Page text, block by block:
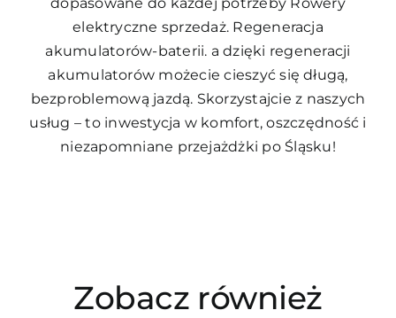
elektryczne sprzedaż. Regeneracja
akumulatorów-baterii. a dzięki regeneracji
akumulatorów możecie cieszyć się długą,
bezproblemową jazdą. Skorzystajcie z naszych
usług – to inwestycja w komfort, oszczędność i
niezapomniane przejażdżki po Śląsku!
Zobacz również